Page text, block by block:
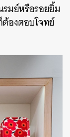
มย์หรือรอยยิ้ม
ต้องตอบโจทย์